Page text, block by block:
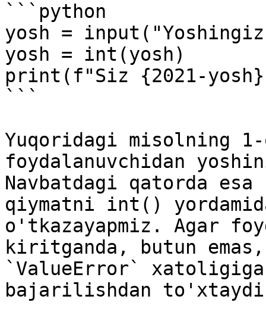
```python
yosh =
yosh = int(yosh)
print(f"Siz {2021-
```
Yuqoridagi misolning
foydalanuvchidan
Navbatdagi qatorda
qiymatni int()
o'tkazayapmiz. Agar
kiritganda, butun
`ValueError`
bajarilishdan